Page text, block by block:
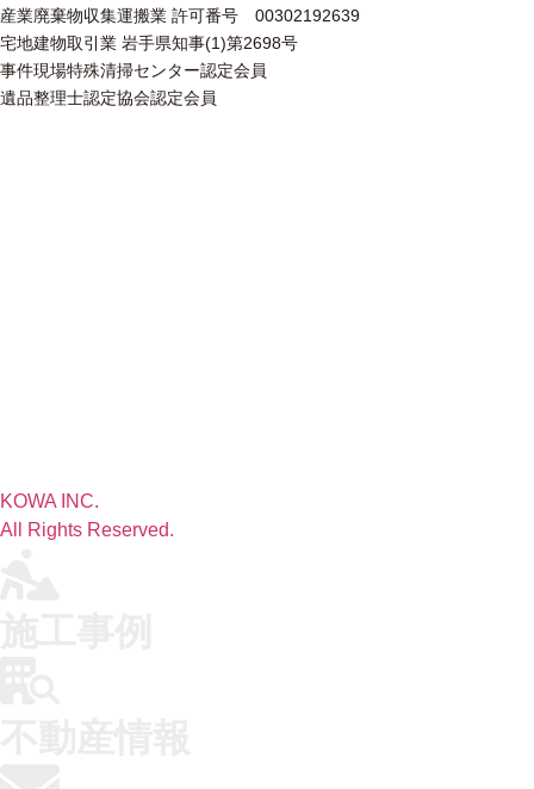
産業廃棄物収集運搬業 許可番号 00302192639
宅地建物取引業 岩手県知事(1)第2698号
事件現場特殊清掃センター認定会員
遺品整理士認定協会認定会員
KOWA INC.
All Rights Reserved.